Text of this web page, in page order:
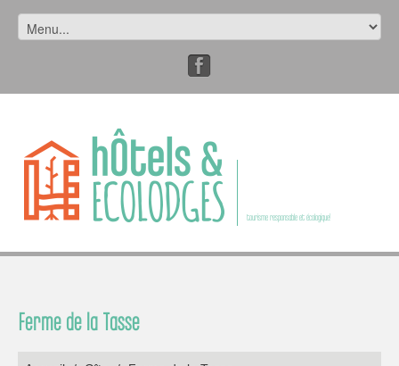
tourisme responsable et écologique!
Ferme de la Tasse